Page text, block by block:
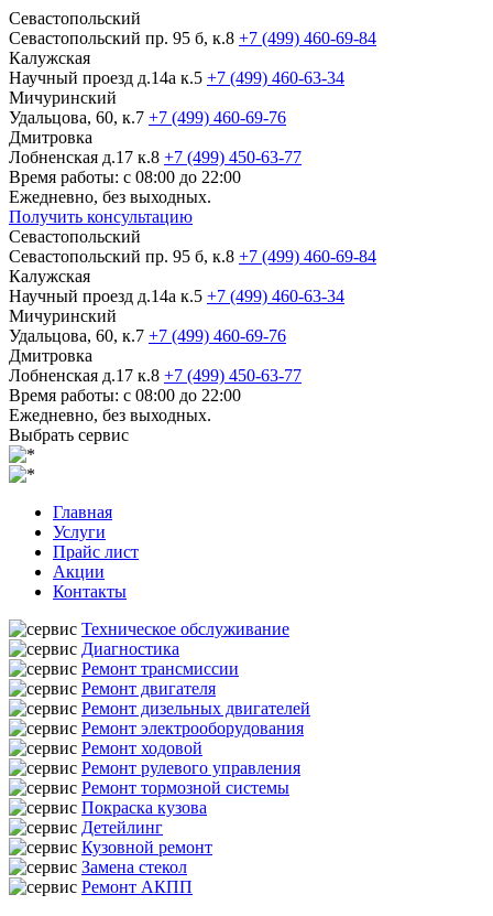
Севастопольский
Севастопольский пр. 95 б, к.8 +7 (499) 460-69-84
Калужская
Научный проезд д.14а к.5 +7 (499) 460-63-34
Мичуринский
Удальцова, 60, к.7 +7 (499) 460-69-76
Дмитровка
Лобненская д.17 к.8 +7 (499) 450-63-77
Время работы: с 08:00 до 22:00
Ежедневно, без выходных.
Получить консультацию
Севастопольский
Севастопольский пр. 95 б, к.8 +7 (499) 460-69-84
Калужская
Научный проезд д.14а к.5 +7 (499) 460-63-34
Мичуринский
Удальцова, 60, к.7 +7 (499) 460-69-76
Дмитровка
Лобненская д.17 к.8 +7 (499) 450-63-77
Время работы: с 08:00 до 22:00
Ежедневно, без выходных.
Выбрать сервис
Главная
Услуги
Прайс лист
Акции
Контакты
Техническое обслуживание
Диагностика
Ремонт трансмиссии
Ремонт двигателя
Ремонт дизельных двигателей
Ремонт электрооборудования
Ремонт ходовой
Ремонт рулевого управления
Ремонт тормозной системы
Покраска кузова
Детейлинг
Кузовной ремонт
Замена стекол
Ремонт АКПП